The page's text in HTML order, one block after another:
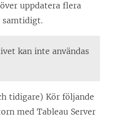
uppdatera flera
kan inte användas
tidigare) Kör följande
med Tableau Server